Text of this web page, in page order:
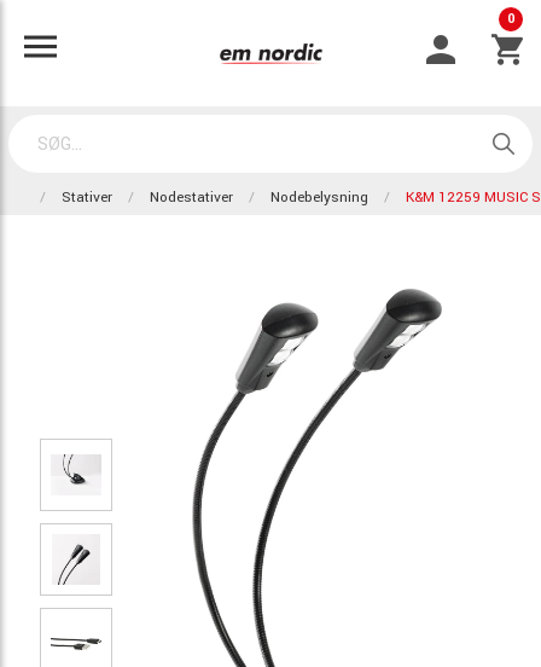
0
Stativer Nodestativer Nodebelysning K&M 12259 MUSIC